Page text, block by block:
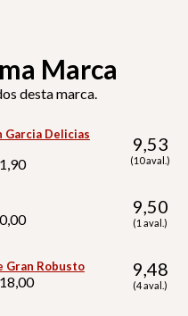
Marca
desta marca.
Garcia Delicias
9,53
(10 aval.)
9,50
(1 aval.)
Gran Robusto 9,48
(4 aval.)